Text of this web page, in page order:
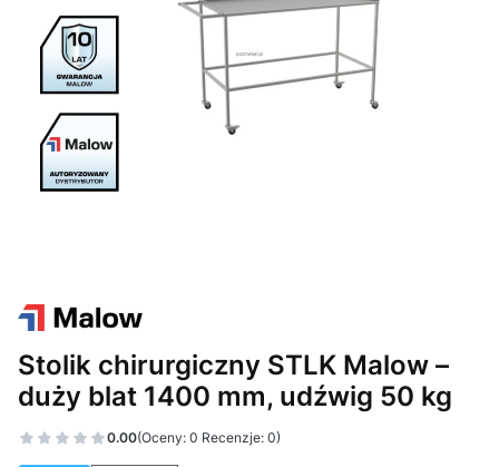
Stolik chirurgiczny STLK Malow –
duży blat 1400 mm, udźwig 50 kg
0.00(Oceny: 0 Recenzje: 0)